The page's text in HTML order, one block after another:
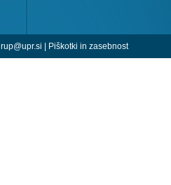
rup@upr.si | Piškotki in zasebnost